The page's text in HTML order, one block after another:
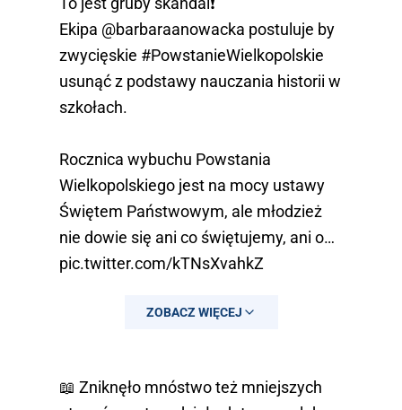
Ekipa @barbaraanowacka postuluje by
zwycięskie #PowstanieWielkopolskie
usunąć z podstawy nauczania historii w
szkołach.
Rocznica wybuchu Powstania
Wielkopolskiego jest na mocy ustawy
Świętem Państwowym, ale młodzież
nie dowie się ani co świętujemy, ani o…
pic.twitter.com/kTNsXvahkZ
— Wojciech Wybranowski
ZOBACZ WIĘCEJ
📖 Zniknęło mnóstwo też mniejszych